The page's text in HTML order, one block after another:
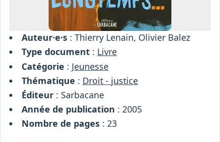
Auteur·e·s: Thierry Lenain, Olivier Balez
Type document: Livre
Catégorie : Jeunesse
Thématique : Droit - justice
Éditeur: Sarbacane
Année de publication : 2005
Nombre de pages: 23